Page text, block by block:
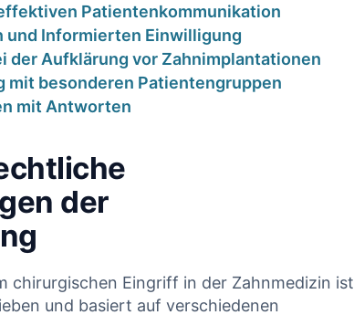
Patientenkommunikation
und Informierten Einwilligung
der‌ Aufklärung ⁣vor Zahnimplantationen
mit besonderen Patientengruppen
mit Antworten
der
chirurgischen Eingriff in der Zahnmedizin ist
und basiert auf verschiedenen